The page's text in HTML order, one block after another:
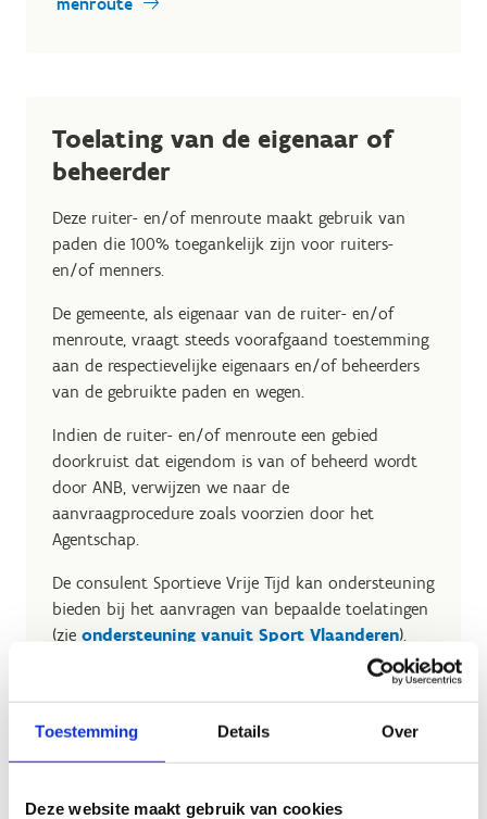
Toestemming Details Over
Deze website maakt gebruik van cookies
Toelating van de eigenaar of
beheerder
Deze ruiter- en/of menroute maakt gebruik van
paden die 100% toegankelijk zijn voor ruiters-
en/of menners.
De gemeente, als eigenaar van de ruiter- en/of
menroute, vraagt steeds voorafgaand toestemming
aan de respectievelijke eigenaars en/of beheerders
van de gebruikte paden en wegen.
Indien de ruiter- en/of menroute een gebied
doorkruist dat eigendom is van of beheerd wordt
door ANB, verwijzen we naar de
aanvraagprocedure zoals voorzien door het
Agentschap.
De consulent Sportieve Vrije Tijd kan ondersteuning
bieden bij het aanvragen van bepaalde toelatingen
(zie ondersteuning vanuit Sport Vlaanderen).